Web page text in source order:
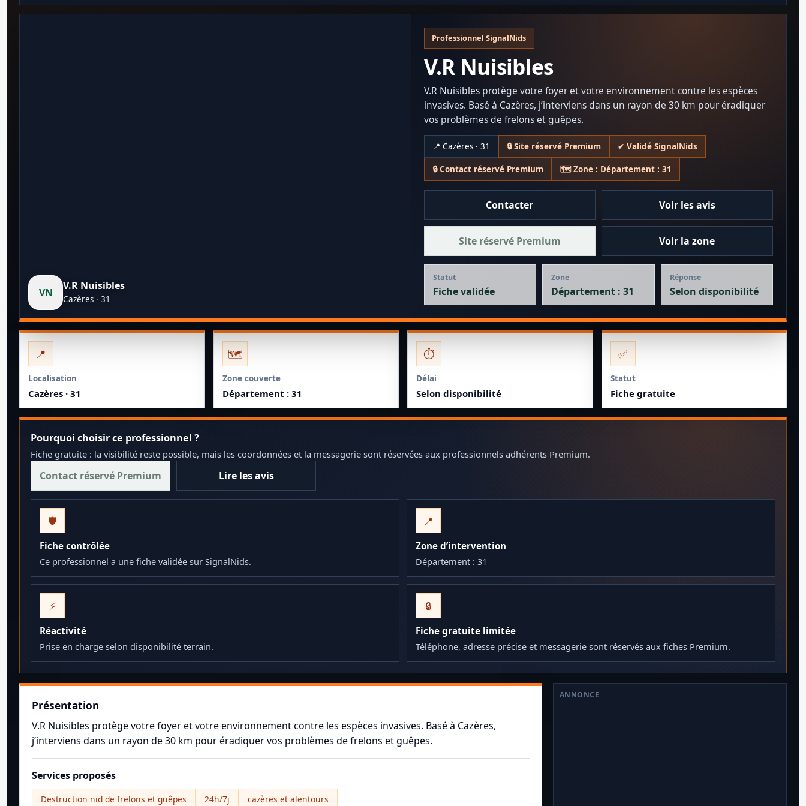
VN
V.R Nuisibles
Cazères · 31
Professionnel SignalNids
V.R Nuisibles
V.R Nuisibles protège votre foyer et votre environnement contre les espèces
invasives. Basé à Cazères, j’interviens dans un rayon de 30 km pour éradiquer
vos problèmes de frelons et guêpes.
📍 Cazères · 31 🔒 Site réservé Premium ✔ Validé SignalNids
🔒 Contact réservé Premium 🗺️ Zone : Département : 31
Contacter Voir les avis
Site réservé Premium Voir la zone
Statut
Fiche validée
Zone
Département : 31
Réponse
Selon disponibilité
📍
Localisation
Cazères · 31
🗺️
Zone couverte
Département : 31
⏱️
Délai
Selon disponibilité
✅
Statut
Fiche gratuite
Pourquoi choisir ce professionnel ?
Fiche gratuite : la visibilité reste possible, mais les coordonnées et la messagerie sont réservées aux professionnels adhérents Premium.
Contact réservé Premium Lire les avis
🛡️
Fiche contrôlée
Ce professionnel a une fiche validée sur SignalNids.
📍
Zone d’intervention
Département : 31
⚡
Réactivité
Prise en charge selon disponibilité terrain.
🔒
Fiche gratuite limitée
Téléphone, adresse précise et messagerie sont réservés aux fiches Premium.
Présentation
V.R Nuisibles protège votre foyer et votre environnement contre les espèces invasives. Basé à Cazères,
j’interviens dans un rayon de 30 km pour éradiquer vos problèmes de frelons et guêpes.
Services proposés
Destruction nid de frelons et guêpes 24h/7j cazères et alentours
ANNONCE